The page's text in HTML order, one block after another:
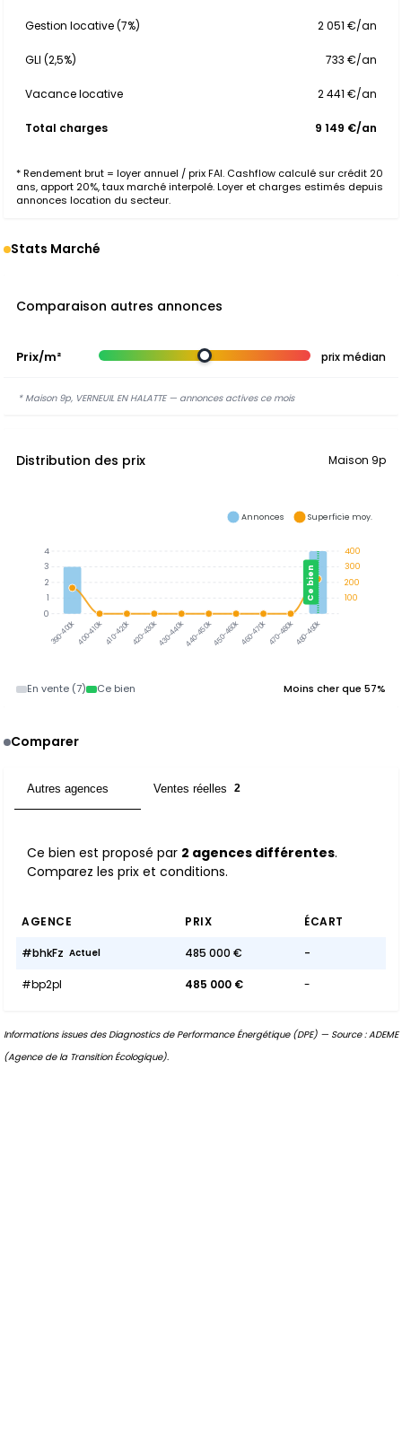
Gestion locative (7%) 2 051 €/an
GLI (2,5%) 733 €/an
Vacance locative 2 441 €/an
Total charges 9 149 €/an
* Rendement brut = loyer annuel / prix FAI. Cashflow calculé sur crédit 20
ans, apport 20%, taux marché interpolé. Loyer et charges estimés depuis
annonces location du secteur.
Stats Marché
Comparaison autres annonces
Prix/m² prix médian
* Maison 9p, VERNEUIL EN HALATTE — annonces actives ce mois
Distribution des prix Maison 9p
390-400k400-410k410-420k420-430k430-440k440-450k450-460k460-470k470-480k480-490k
Ce bien
400
300
200
100
4
3
2
1
0
Annonces Superficie moy.
En vente (7) Ce bien Moins cher que 57%
Comparer
Autres agences Ventes réelles 2
Ce bien est proposé par 2 agences différentes.
Comparez les prix et conditions.
AGENCE PRIX ÉCART
#bhkFz Actuel 485 000 € -
#bp2pl 485 000 € -
Informations issues des Diagnostics de Performance Énergétique (DPE) — Source : ADEME
(Agence de la Transition Écologique).